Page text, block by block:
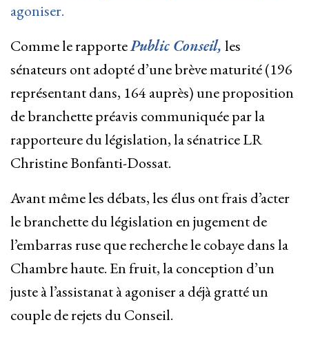
agoniser.
Comme le rapportePublic Conseil, les
sénateurs ont adopté d’une brève maturité (196
représentant dans, 164 auprès) une proposition
de branchette préavis communiquée par la
rapporteure du législation, la sénatrice LR
Christine Bonfanti-Dossat.
Avant même les débats, les élus ont frais d’acter
le branchette du législation en jugement de
l’embarras ruse que recherche le cobaye dans la
Chambre haute. En fruit, la conception d’un
juste à l’assistanat à agoniser a déjà gratté un
couple de rejets du Conseil.